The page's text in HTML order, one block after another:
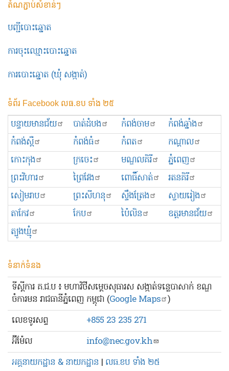
តំណភ្ជាប់សំខាន់ៗ
បញ្ជីបោះឆ្នោត
ការចុះឈ្មោះបោះឆ្នោត
ការបោះឆ្នោត (ឃុំ សង្កាត់)
ទំព័រ Facebook លធ.ខប ទាំង ២៥
បន្ទាយមានជ័យ បាត់ដំបង កំពង់ចាម
កំពង់ឆ្នាំង
កំពង់ស្ពឺ
កំពង់ធំ កំពត
កណ្ដាល
កោះកុង
ក្រចេះ មណ្ឌលគិរី
ភ្នំពេញ
ព្រះ​វិហារ
ព្រៃវែង ពោធិ៍សាត់
រតនគិរី
សៀមរាប
ព្រះសីហនុ ស្ទឹងត្រែង
ស្វាយរៀង
តាកែវ
កែប ប៉ៃលិន
ឧត្ដរមានជ័យ
ត្បូងឃ្មុំ
ទំនាក់ទំនង
ទីស្ដីការ គ.ជ.ប ៖ មហាវិថីសម្ដេចសុធារស សង្កាត់ទន្លេបាសាក់ ខណ្ឌ
ចំការមន រាជធានីភ្នំពេញ កម្ពុជា (Google Maps )
លេខ​ទូរសព្ទ
+855 23 235 271
អ៊ីម៉ែល
info@nec.gov.kh
អគ្គនាយកដ្ឋាន & នាយកដ្ឋាន | លធ.ខប ទាំង ២៥